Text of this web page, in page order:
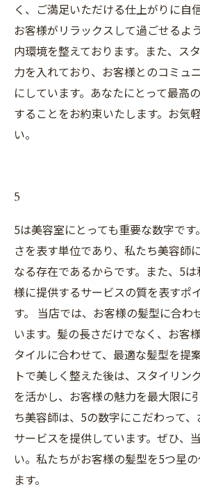
く、ご満足いただける仕上がりに自
お客様がリラックスして過ごせるよ
内環境を整えております。また、ス
力を入れており、お客様とのコミュ
にしています。あなたにとって最高
することをお約束いたします。お気
い。
5
5は美容室にとっても重要な数字で
さを表す単位であり、私たち美容師
なる存在であるからです。また、5
様に提供するサービスの質を表すポ
す。 当店では、お客様の髪型に合わ
います。髪の長さだけでなく、お客
タイルに合わせて、最適な髪型を提
トで美しく整えた後は、スタイリン
を活かし、お客様の魅力を最大限に
ち美容師は、5の数字にこだわって
サービスを提供しています。ぜひ、
い。私たちがお客様の髪型を5つ星
ます。